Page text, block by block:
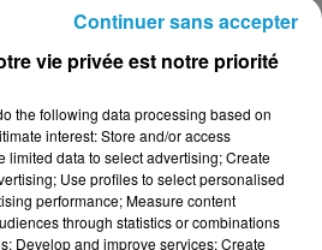
*
vie privée est notre priorité
the following data processing based on
interest: Store and/or access
limited data to select advertising; Create
Use profiles to select personalised
performance; Measure content
through statistics or combinations
Develop and improve services; Create
Continuer sans accepter